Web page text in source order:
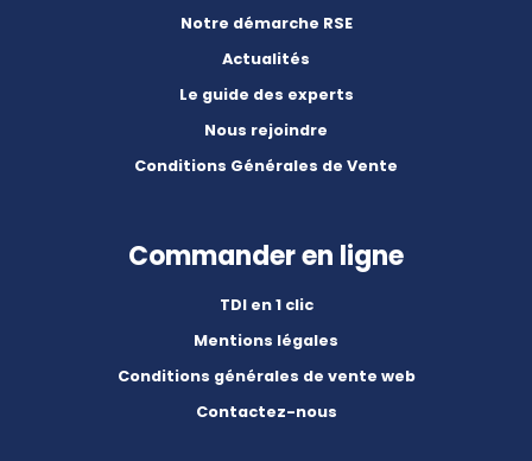
Notre démarche RSE
Actualités
Le guide des experts
Nous rejoindre
Conditions Générales de Vente
Commander en ligne
TDI en 1 clic
Mentions légales
Conditions générales de vente web
Contactez-nous